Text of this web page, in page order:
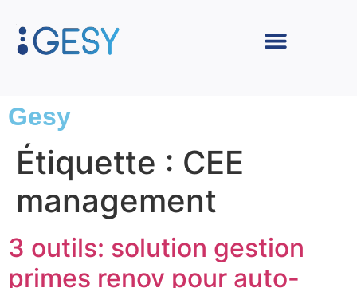
Gesy
Étiquette : CEE
management
3 outils: solution gestion
primes renov pour auto-